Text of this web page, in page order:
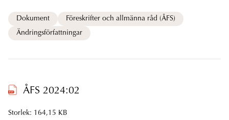
Dokument
Föreskrifter och allmänna råd (ÅFS)
Ändringsförfattningar
ÅFS 2024:02
Storlek: 164,15 KB